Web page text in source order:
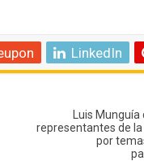
LinkedIn
Luis Munguía
representantes de
por